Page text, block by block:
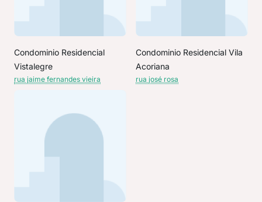
Condominio Residencial
Vistalegre
rua jaime fernandes vieira
Condominio Residencial Vila
Acoriana
rua josé rosa